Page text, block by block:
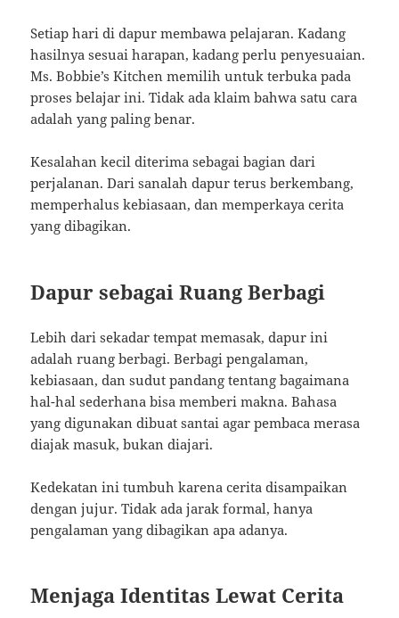
Setiap hari di dapur membawa pelajaran. Kadang
hasilnya sesuai harapan, kadang perlu penyesuaian.
Ms. Bobbie’s Kitchen memilih untuk terbuka pada
proses belajar ini. Tidak ada klaim bahwa satu cara
adalah yang paling benar.
Kesalahan kecil diterima sebagai bagian dari
perjalanan. Dari sanalah dapur terus berkembang,
memperhalus kebiasaan, dan memperkaya cerita
yang dibagikan.
Dapur sebagai Ruang Berbagi
Lebih dari sekadar tempat memasak, dapur ini
adalah ruang berbagi. Berbagi pengalaman,
kebiasaan, dan sudut pandang tentang bagaimana
hal-hal sederhana bisa memberi makna. Bahasa
yang digunakan dibuat santai agar pembaca merasa
diajak masuk, bukan diajari.
Kedekatan ini tumbuh karena cerita disampaikan
dengan jujur. Tidak ada jarak formal, hanya
pengalaman yang dibagikan apa adanya.
Menjaga Identitas Lewat Cerita